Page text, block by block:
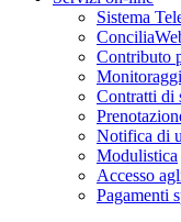
Sistema
Contributo
Contratti di
Notifica di
Modulistica
Accesso
Pagamenti